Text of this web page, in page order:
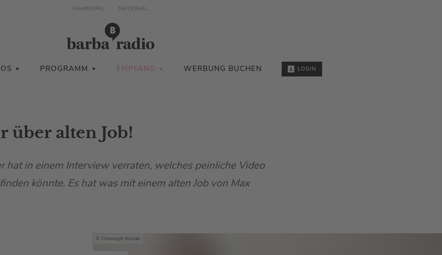
HAMBURG NATIONAL
PROGRAMM EMPFANG WERBUNG BUCHEN LOGIN
über alten Job!
hat in einem Interview verraten, welches peinliche Video
könnte. Es hat was mit einem alten Job von Max
Christoph Köstlin